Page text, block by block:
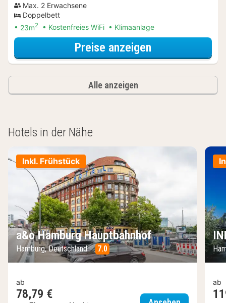
Max. 2 Erwachsene
Doppelbett
23m2 Kostenfreies WiFi Klimaanlage
Preise anzeigen
Alle anzeigen
Hotels in der Nähe
Inkl. Frühstück
a&o Hamburg Hauptbahnhof
Hamburg, Deutschland 7.0
ab
78,79 €
ab